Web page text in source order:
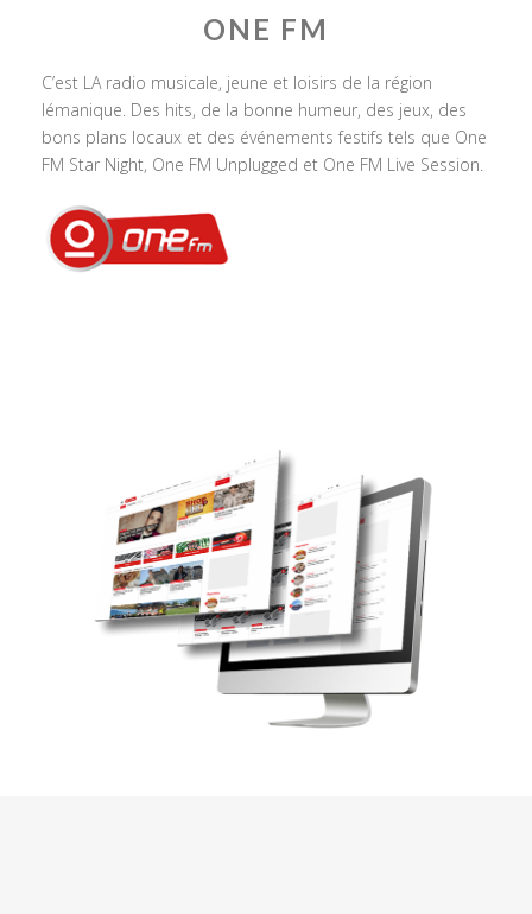
ONE FM
C’est LA radio musicale, jeune et loisirs de la région
lémanique. Des hits, de la bonne humeur, des jeux, des
bons plans locaux et des événements festifs tels que One
FM Star Night, One FM Unplugged et One FM Live Session.